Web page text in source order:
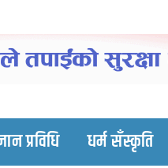
site
प्रविधि धर्म सँस्कृति